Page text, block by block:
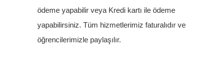
ödeme yapabilir veya Kredi kartı ile ödeme
yapabilirsiniz. Tüm hizmetlerimiz faturalıdır ve
öğrencilerimizle paylaşılır.